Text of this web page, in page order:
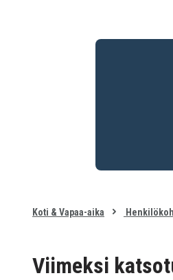
Koti & Vapaa-aika
Viimeksi